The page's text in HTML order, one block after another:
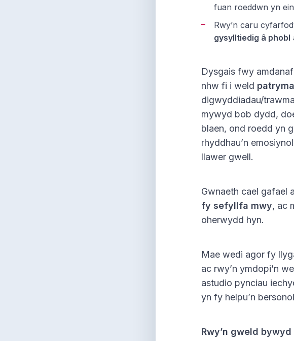
fuan roeddwn yn
Rwy’n caru
gysylltiedig â phobl
Dysgais fwy
nhw fi i weld
digwyddiadau/
mywyd bob dydd,
blaen, ond roedd yn
rhyddhau’n
llawer gwell.
Gwnaeth cael gafael
fy sefyllfa mwy, ac
oherwydd hyn.
Mae wedi agor fy
ac rwy’n ymdopi’n
astudio pynciau
yn fy helpu’n
Rwy’n gweld